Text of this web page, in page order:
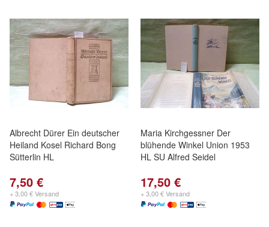
Albrecht Dürer Ein deutscher
Heiland Kosel Richard Bong
Sütterlin HL
7,50 €
+ 3,00 € Versand
Maria Kirchgessner Der
blühende Winkel Union 1953
HL SU Alfred Seidel
17,50 €
+ 3,00 € Versand